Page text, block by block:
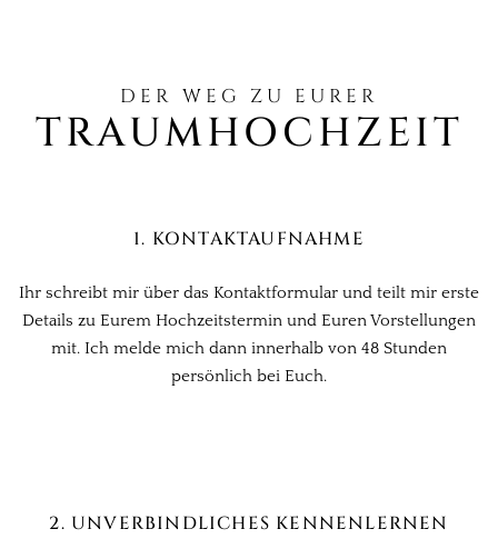
DER WEG ZU EURER
TRAUMHOCHZEIT
1. KONTAKTAUFNAHME​
Ihr schreibt mir über das Kontaktformular und teilt mir erste
Details zu Eurem Hochzeitstermin und Euren Vorstellungen
mit. Ich melde mich dann innerhalb von 48 Stunden
persönlich bei Euch.
2. UNVERBINDLICHES KENNENLERNEN